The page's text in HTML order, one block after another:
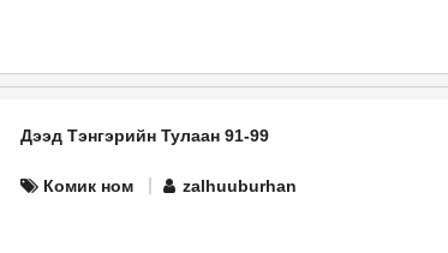
Дээд Тэнгэрийн Тулаан 91-99
Комик ном zalhuuburhan